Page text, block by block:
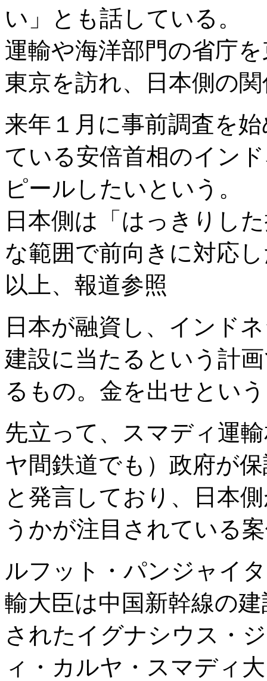
い」とも話している。
運輸や海洋部門の省庁
東京を訪れ、日本側の
来年１月に事前調査を
ている安倍首相のイン
ピールしたいという。
日本側は「はっきりし
な範囲で前向きに対応
以上、報道参照
日本が融資し、インド
建設に当たるという計
るもの。金を出せとい
先立って、スマディ運
ヤ間鉄道でも）政府が
と発言しており、日本
うかが注目されている
ルフット・パンジャイ
輸大臣は中国新幹線の
されたイグナシウス・
ィ・カルヤ・スマディ